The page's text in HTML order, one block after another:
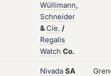
Wüllimann,
Schneider
& Cie. /
Regalis
Watch Co.
Nivada SA